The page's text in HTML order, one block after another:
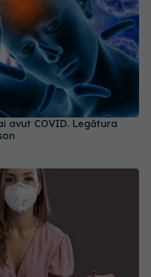
avut COVID. Legătura